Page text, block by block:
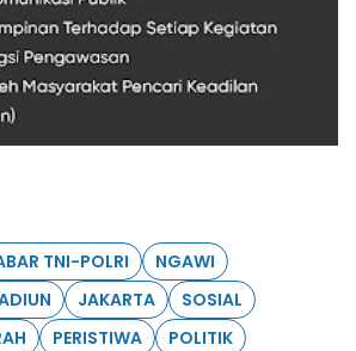
TNI-POLRI
NGAWI
JAKARTA
SOSIAL
PERISTIWA
POLITIK